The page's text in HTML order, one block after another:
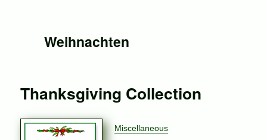
Weihnachten
Thanksgiving Collection
Miscellaneous